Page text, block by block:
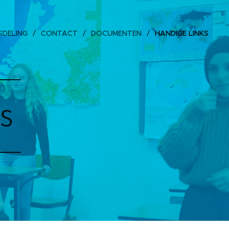
CONTACT DOCUMENTEN HANDIGE LINKS